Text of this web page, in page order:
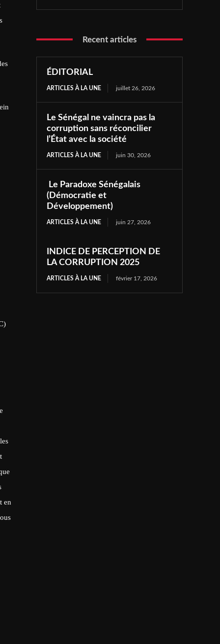
en
Recent articles
ÉDITORIAL
ARTICLES À LA UNE juillet 26, 2026
Le Sénégal ne vaincra pas la
corruption sans réconcilier
l’État avec la société
ARTICLES À LA UNE juin 30, 2026
Le Paradoxe Sénégalais
(Démocratie et
Développement)
ARTICLES À LA UNE juin 27, 2026
INDICE DE PERCEPTION DE
LA CORRUPTION 2025
ARTICLES À LA UNE février 17, 2026